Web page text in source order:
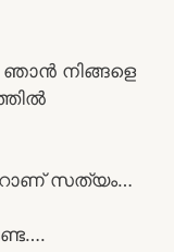
ഞാൻ നിങ്ങളെ
സത്യം…